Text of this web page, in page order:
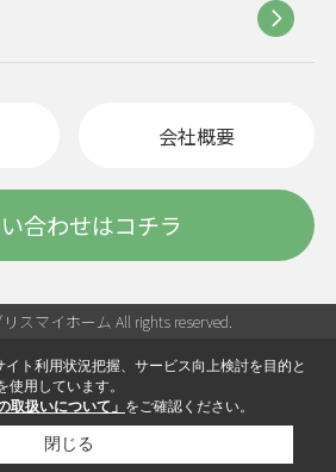
会社概要
合わせはコチラ
スマイホーム All rights reserved.
ト利用状況把握、サービス向上検討を目的と
用しています。
取扱いについて」 をご確認ください。
閉じる